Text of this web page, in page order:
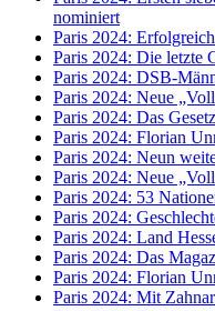
nominiert
Paris 2024:
Paris 2024: Die letzte
Paris 2024: DSB-
Paris 2024: Neue
Paris 2024: Das
Paris 2024: Florian
Paris 2024: Neun
Paris 2024: Neue
Paris 2024: 53
Paris 2024:
Paris 2024: Land
Paris 2024: Das
Paris 2024: Florian
Paris 2024: Mit